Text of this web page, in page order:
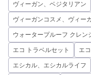
ヴィーガン、ベジタリアン
ヴィーガンコスメ、ヴィー
ウォータープルーフ クレン
エコ トラベルセット エ
エシカル、エシカルライフ